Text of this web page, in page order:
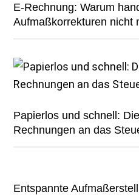
E-Rechnung: Warum
Aufmaßkorrekturen nicht
Papierlos und schnell:
Rechnungen an das
Entspannte